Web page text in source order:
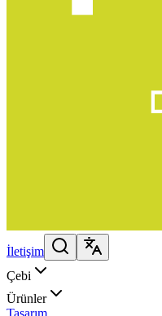
İletişim
Çebi
Ürünler
Tasarım